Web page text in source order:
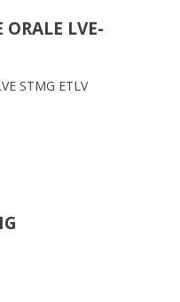
ORALE LVE-
STMG ETLV